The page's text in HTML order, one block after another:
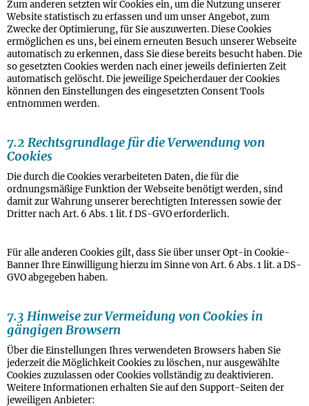
Zum anderen setzten wir Cookies ein, um die Nutzung unserer
Website statistisch zu erfassen und um unser Angebot, zum
Zwecke der Optimierung, für Sie auszuwerten. Diese Cookies
ermöglichen es uns, bei einem erneuten Besuch unserer Webseite
automatisch zu erkennen, dass Sie diese bereits besucht haben. Die
so gesetzten Cookies werden nach einer jeweils definierten Zeit
automatisch gelöscht. Die jeweilige Speicherdauer der Cookies
können den Einstellungen des eingesetzten Consent Tools
entnommen werden.
7.2 Rechtsgrundlage für die Verwendung von
Cookies
Die durch die Cookies verarbeiteten Daten, die für die
ordnungsmäßige Funktion der Webseite benötigt werden, sind
damit zur Wahrung unserer berechtigten Interessen sowie der
Dritter nach Art. 6 Abs. 1 lit. f DS-GVO erforderlich.
Für alle anderen Cookies gilt, dass Sie über unser Opt-in Cookie-
Banner Ihre Einwilligung hierzu im Sinne von Art. 6 Abs. 1 lit. a DS-
GVO abgegeben haben.
7.3 Hinweise zur Vermeidung von Cookies in
gängigen Browsern
Über die Einstellungen Ihres verwendeten Browsers haben Sie
jederzeit die Möglichkeit Cookies zu löschen, nur ausgewählte
Cookies zuzulassen oder Cookies vollständig zu deaktivieren.
Weitere Informationen erhalten Sie auf den Support-Seiten der
jeweiligen Anbieter: